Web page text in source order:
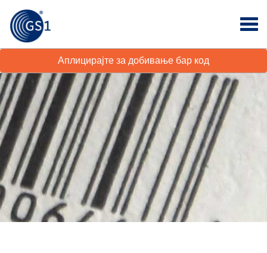
Аплицирајте за добивање бар код